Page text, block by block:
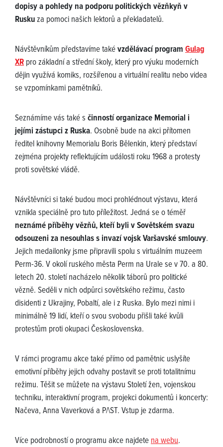
dopisy a pohledy na podporu politických vězňkyň v
Ruskuza pomoci našich lektorů a překladatelů.
Návštěvníkům představíme takévzdělávací program Gulag
XR pro základní a střední školy, který pro výuku moderních
dějin využívá komiks, rozšířenou a virtuální realitu nebo videa
se vzpomínkami pamětníků.
Seznámíme vás také s činností organizace Memorial i
jejími zástupci z Ruska. Osobně bude na akci přítomen
ředitel knihovny Memorialu Boris Bělenkin, který představí
zejména projekty reflektujícím události roku 1968 a protesty
proti sovětské vládě.
Návštěvníci si také budou moci prohlédnout výstavu, která
vznikla speciálně pro tuto příležitost. Jedná se o téměř
neznámé příběhy vězňů, kteří byli v Sovětském svazu
odsouzeni za nesouhlas s invazí vojsk Varšavské smlouvy.
Jejich medailonky jsme připravili spolu s virtuálním muzeem
Perm-36. V okolí ruského města Perm na Urale se v 70. a 80.
letech 20. století nacházelo několik táborů pro politické
vězně. Seděli v nich odpůrci sovětského režimu, často
disidenti z Ukrajiny, Pobaltí, ale i z Ruska. Bylo mezi nimi i
minimálně 19 lidí, kteří o svou svobodu přišli také kvůli
protestům proti okupaci Československa.
V rámci programu akce také přímo od pamětnic uslyšíte
emotivní příběhy jejich odvahy postavit se proti totalitnímu
režimu. Těšit se můžete na výstavu Století žen, vojenskou
techniku, interaktivní program, projekci dokumentů i koncerty:
Načeva, Anna Vaverková a P/\ST. Vstup je zdarma.
Více podrobností o programu akce najdetena webu.